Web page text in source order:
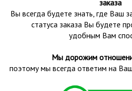
заказа
Вы всегда будете знать, где Ваш
статуса заказа Вы будете
удобным Вам
Мы дорожим
поэтому мы всегда ответим на